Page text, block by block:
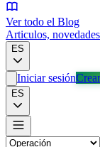
Ver todo el Blog
Articulos,
ES
Iniciar sesión
ES